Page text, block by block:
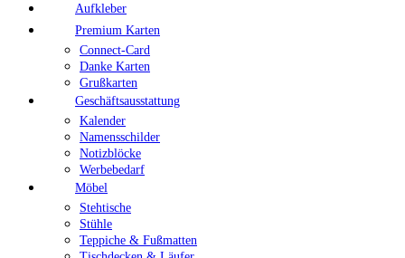
Aufkleber
Premium Karten
Connect-Card
Danke Karten
Grußkarten
Geschäftsausstattung
Kalender
Namensschilder
Notizblöcke
Werbebedarf
Möbel
Stehtische
Stühle
Teppiche & Fußmatten